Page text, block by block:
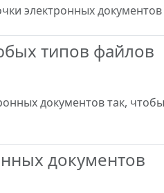
электронных документов
типов файлов
документов так,
документов